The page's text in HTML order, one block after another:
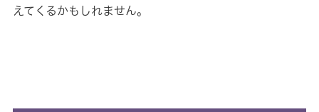
えてくるかもしれません。